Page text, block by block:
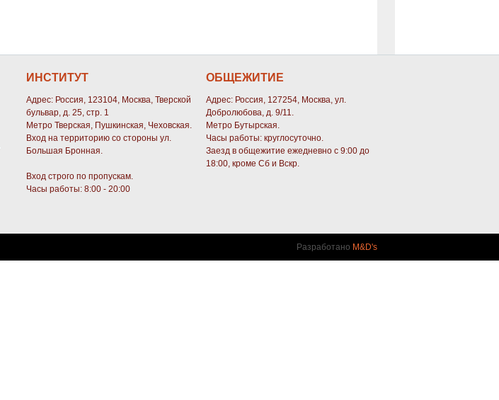
ИНСТИТУТ
Адрес: Россия, 123104, Москва, Тверской
бульвар, д. 25, стр. 1
Метро Тверская, Пушкинская, Чеховская.
Вход на территорию со стороны ул.
Большая Бронная.
Вход строго по пропускам.
Часы работы: 8:00 - 20:00
ОБЩЕЖИТИЕ
Адрес: Россия, 127254, Москва, ул.
Добролюбова, д. 9/11.
Метро Бутырская.
Часы работы: круглосуточно.
Заезд в общежитие ежедневно с 9:00 до
18:00, кроме Сб и Вскр.
Разработано M&D's